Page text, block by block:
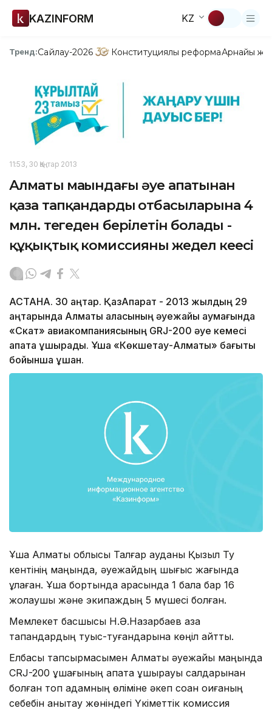
KAZINFORM KZ
Тренд:Сайлау-2026 Конституциялық реформаАрнайы
11:53, 30 Қаңтар 2013
Алматы маңындағы әуе апатынан
қаза тапқандардың отбасыларына 4
млн. теңгеден берілетін болады -
құқықтық комиссияның жедел кеңесі
АСТАНА. 30 қаңтар. ҚазАқпарат - 2013 жылдың 29
қаңтарында Алматы қаласының әуежайы аумағында
«Скат» авиакомпаниясының GRJ-200 әуе кемесі
апатқа ұшырады. Ұшақ «Көкшетау-Алматы» бағыты
бойынша ұшқан.
Ұшақ Алматы облысы Талғар ауданы Қызыл Ту
кентінің маңында, әуежайдың шығыс жағында
құлаған. Ұшақ бортында арасында 1 бала бар 16
жолаушы және экипаждың 5 мүшесі болған.
Мемлекет басшысы Н.Ә.Назарбаев қазақ
тапқандардың туыс-туғандарына көңіл айтты.
Елбасы тапсырмасымен Алматы әуежайы маңында
СRJ-200 ұшағының апатқа ұшырауы салдарынан
болған топ адамның өліміне әкеп соққан оқиғаның
себебін анықтау жөніндегі Үкіметтік комиссия